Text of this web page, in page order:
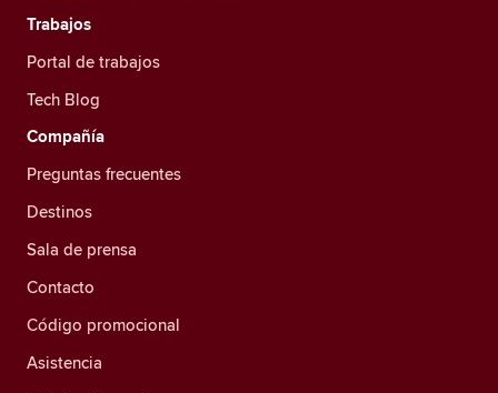
Trabajos
Portal de trabajos
Tech Blog
Compañía
Preguntas frecuentes
Destinos
Sala de prensa
Contacto
Código promocional
Asistencia